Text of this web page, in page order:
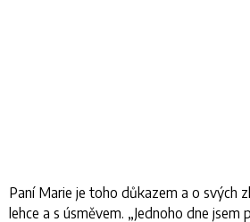
Paní Marie je toho důkazem a o svých
lehce a s úsměvem. „Jednoho dne jsem